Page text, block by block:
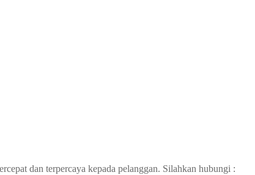
dan terpercaya kepada pelanggan. Silahkan hubungi :